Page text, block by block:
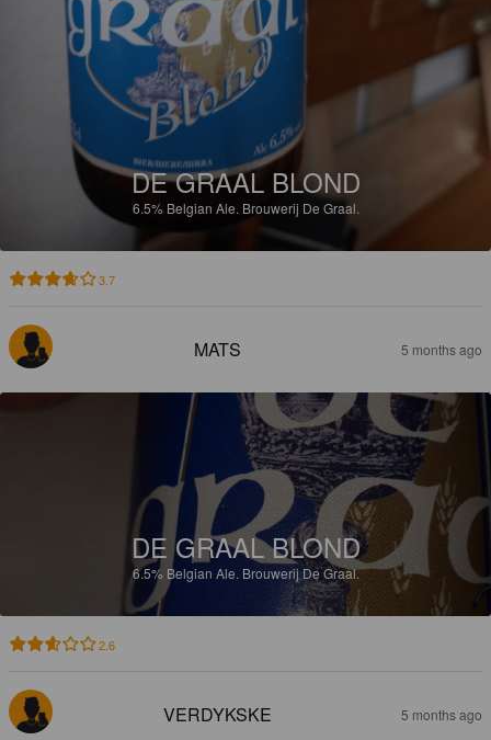
DE GRAAL BLOND
6.5% Belgian Ale. Brouwerij De Graal.
3.7
MATS 5 months ago
DE GRAAL BLOND
6.5% Belgian Ale. Brouwerij De Graal.
2.6
VERDYKSKE 5 months ago